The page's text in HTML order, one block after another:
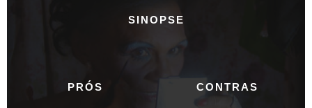
SINOPSE
PRÓS CONTRAS